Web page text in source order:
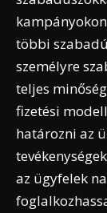
többi
személyre
teljes
fizetési
határozni az
az ügyfelek